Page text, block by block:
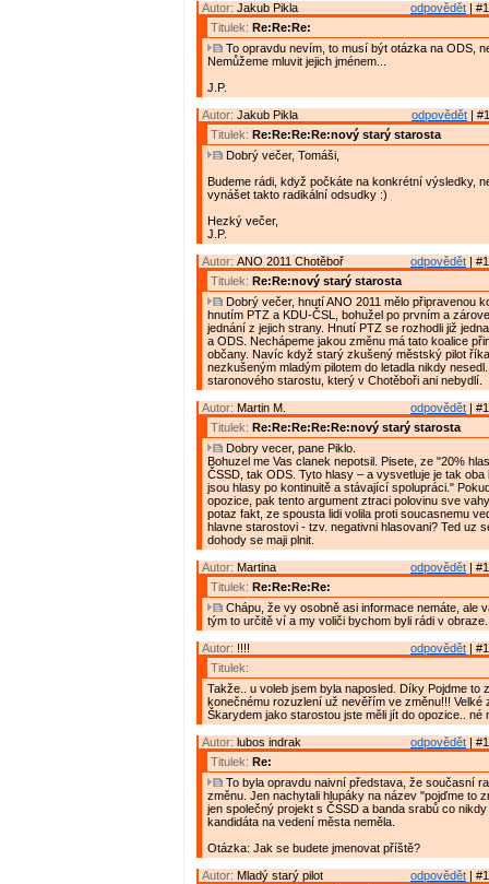
odpovědět |
Autor: Jakub Pikla
Titulek: Re:Re:Re:
To opravdu nevím, to musí být otázka na ODS,
Nemůžeme mluvit jejich jménem...
J.P.
odpovědět |
Autor: Jakub Pikla
Titulek: Re:Re:Re:Re:nový starý starosta
Dobrý večer, Tomáši,
Budeme rádi, když počkáte na konkrétní výsledky,
vynášet takto radikální odsudky :)
Hezký večer,
J.P.
odpovědět |
Autor: ANO 2011 Chotěboř
Titulek: Re:Re:nový starý starosta
Dobrý večer, hnutí ANO 2011 mělo připravenou
hnutím PTZ a KDU-ČSL, bohužel po prvním a
jednání z jejich strany. Hnutí PTZ se rozhodli již
a ODS. Nechápeme jakou změnu má tato koalice
občany. Navíc když starý zkušený městský pilot
nezkušeným mladým pilotem do letadla nikdy
staronového starostu, který v Chotěboři ani nebydlí.
odpovědět |
Autor: Martin M.
Titulek: Re:Re:Re:Re:Re:nový starý starosta
Dobry vecer, pane Piklo.
Bohuzel me Vas clanek nepotsil. Pisete, ze "20%
ČSSD, tak ODS. Tyto hlasy – a vysvetluje je tak oba
jsou hlasy po kontinuitě a stávající spolupráci."
opozice, pak tento argument ztraci polovinu sve
potaz fakt, ze spousta lidi volila proti soucasnemu
hlavne starostovi - tzv. negativni hlasovani? Ted uz
dohody se maji plnit.
odpovědět |
Autor: Martina
Titulek: Re:Re:Re:Re:
Chápu, že vy osobně asi informace nemáte, ale
tým to určitě ví a my voliči bychom byli rádi v obraze.
odpovědět |
Autor: !!!!
Titulek:
Takže.. u voleb jsem byla naposled. Díky Pojdme to
konečnému rozuzlení už nevěřím ve změnu!!! Velké
Škarydem jako starostou jste měli jít do opozice.. né
odpovědět |
Autor: lubos indrak
Titulek: Re:
To byla opravdu naivní představa, že současní
změnu. Jen nachytali hlupáky na název "pojďme to
jen společný projekt s ČSSD a banda srabů co
kandidáta na vedení města neměla.
Otázka: Jak se budete jmenovat příště?
odpovědět |
Autor: Mladý starý pilot